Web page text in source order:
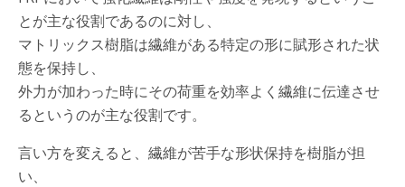
とが主な役割であるのに対し、
マトリックス樹脂は繊維がある特定の形に賦形された状
態を保持し、
外力が加わった時にその荷重を効率よく繊維に伝達させ
るというのが主な役割です。
言い方を変えると、繊維が苦手な形状保持を樹脂が担
い、